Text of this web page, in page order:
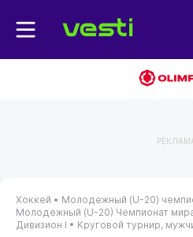
Хоккей • Молодежный (U-20)
Молодежный (U-20) Чемпионат
Дивизион I • Круговой турнир,